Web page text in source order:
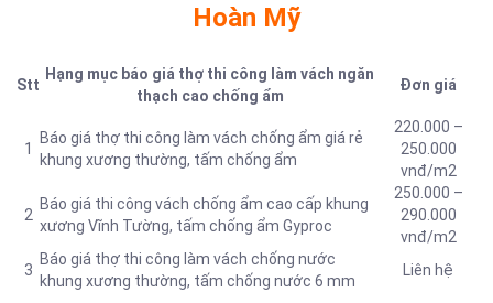
Hoàn Mỹ
Stt
Hạng mục báo giá thợ thi công làm vách ngăn
thạch cao chống ẩm
Đơn giá
1
Báo giá thợ thi công làm vách chống ẩm giá rẻ
khung xương thường, tấm chống ẩm
220.000 –
250.000
vnđ/m2
2
Báo giá thi công vách chống ẩm cao cấp khung
xương Vĩnh Tường, tấm chống ẩm Gyproc
250.000 –
290.000
vnđ/m2
3
Báo giá thợ thi công làm vách chống nước
khung xương thường, tấm chống nước 6 mm
Liên hệ